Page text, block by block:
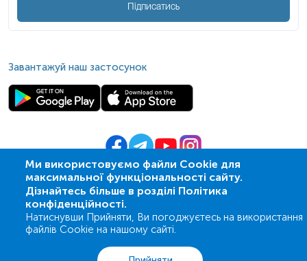
Ми використовуємо файли Cookie для
максимальної функціональності сайту.
Дізнайтесь більше в розділі Політика
конфіденційності.
Натиснувши Прийняти, Ви погоджуєтесь на використання
файлів Cookie на нашому сайті.
Підписатись
Завантажуй наш застосунок
© 2009- 2026 | ПСМЛ «Ескулаб»
Акції Адреси Кошик